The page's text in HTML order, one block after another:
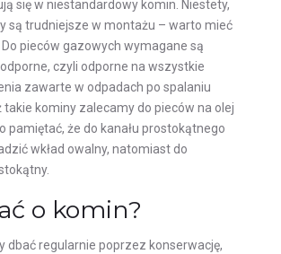
się w niestandardowy komin. Niestety,
są trudniejsze w montażu – warto mieć
pieców gazowych wymagane są
czyli odporne na wszystkie
zawarte w odpadach po spalaniu
takie kominy zalecamy do pieców na olej
pamiętać, że do kanału prostokątnego
wkład owalny, natomiast do
o komin?
dbać regularnie poprzez konserwację,